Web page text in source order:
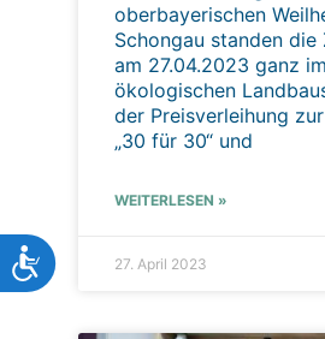
Barrierefreiheit
oberbayerischen
Schongau standen die
am 27.04.2023 ganz
ökologischen
der Preisverleihung
„30 für 30“ und
WEITERLESEN »
27. April 2023